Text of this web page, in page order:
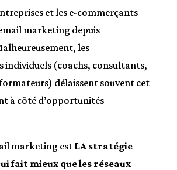
et les e-commerçants
marketing depuis
les
individuels (coachs, consultants,
délaissent souvent cet
à côté d’opportunités
marketing est LA stratégie
fait mieux que les réseaux